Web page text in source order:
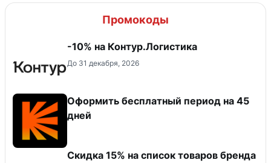
Промокоды
-10% на Контур.Логистика
До 31 декабря, 2026
Оформить бесплатный период на 45
дней
Скидка 15% на список товаров бренда